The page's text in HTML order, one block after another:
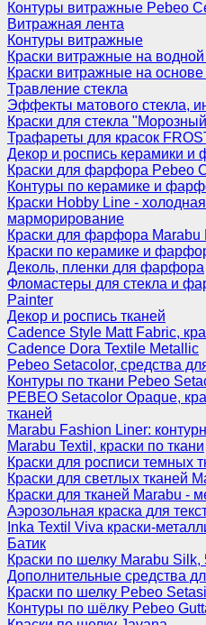
Контуры витражные Pebeo
Витражная лента
Контуры витражные
Краски витражные на
Краски витражные на основе
Травление стекла
Эффекты матового стекла,
Краски для стекла
Трафареты для красок
Декор и роспись керамики и
Краски для фарфора Pebeo
Контуры по керамике и
Краски Hobby Line -
марморирование
Краски для фарфора Marabu
Краски по керамике и
Деколь, пленки для фарфора
Фломастеры для стекла и
Painter
Декор и роспись тканей
Cadence Style Matt Fabric,
Cadence Dora Textile Metallic
Pebeo Setacolor, средства
Контуры по ткани Pebeo
PEBEO Setacolor Opaque,
тканей
Marabu Fashion Liner:
Marabu Textil, краски по ткани
Краски для росписи темных
Краски для светлых тканей
Краски для тканей Marabu -
Аэрозольная краска для
Inka Textil Viva краски-
Батик
Краски по шелку Marabu Silk,
Дополнительные средства
Краски по шелку Pebeo
Контуры по шёлку Pebeo